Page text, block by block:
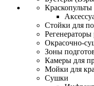
Краскопульты
Стойки для
Регенераторы
Окрасочно-
Зоны
Камеры для
Мойки для
Сушки